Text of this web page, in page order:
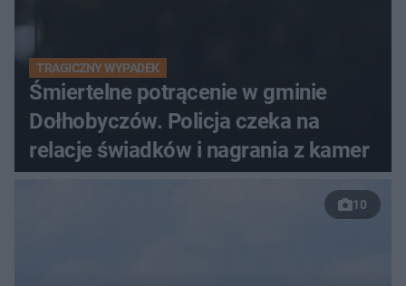
TRAGICZNY WYPADEK
Śmiertelne potrącenie w gminie
Dołhobyczów. Policja czeka na
relacje świadków i nagrania z kamer
10